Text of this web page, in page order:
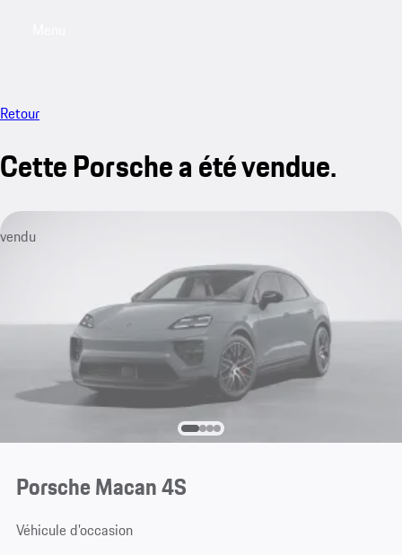
Retour
Cette Porsche a été vendue.
vendu
Porsche Macan 4S
Véhicule d'occasion